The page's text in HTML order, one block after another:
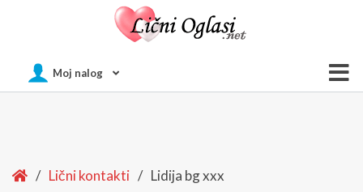
Moj nalog
Home
/ Lični kontakti / Lidija bg xxx